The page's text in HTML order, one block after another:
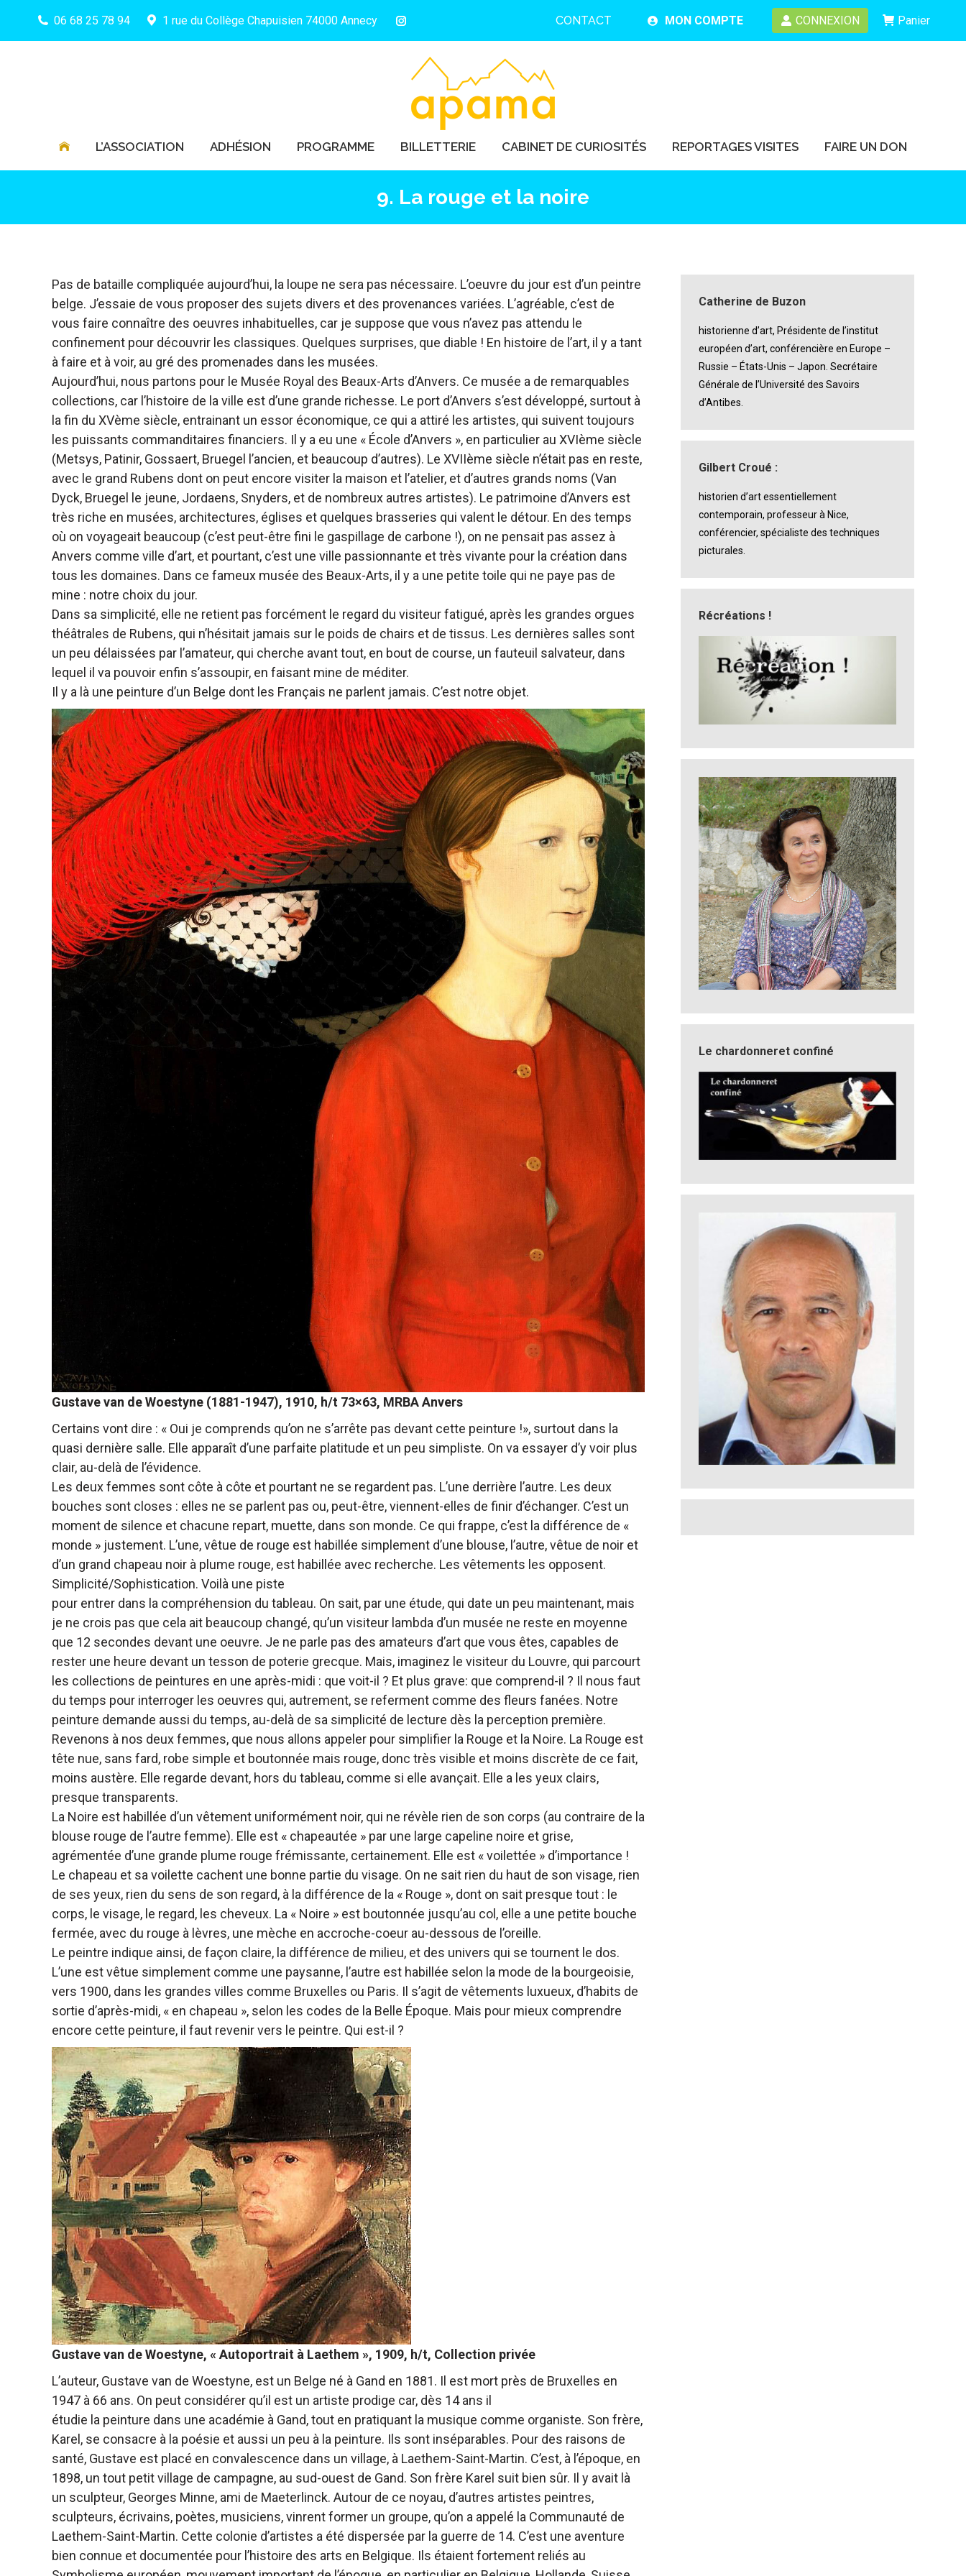
06 68 25 78 94 1 rue du Collège Chapuisien 74000 Annecy
La
Instagram
s'ouvre
dans
une
nouvelle
CONTACT MON COMPTE CONNEXION Panier
L’ASSOCIATION ADHÉSION PROGRAMME BILLETTERIE CABINET DE CURIOSITÉS REPORTAGES VISITES FAIRE UN DON
9. La rouge et la noire
Pas de bataille compliquée aujourd’hui, la loupe ne sera pas nécessaire. L’oeuvre du jour est d’un peintre
belge. J’essaie de vous proposer des sujets divers et des provenances variées. L’agréable, c’est de
vous faire connaître des oeuvres inhabituelles, car je suppose que vous n’avez pas attendu le
confinement pour découvrir les classiques. Quelques surprises, que diable ! En histoire de l’art, il y a tant
à faire et à voir, au gré des promenades dans les musées.
Aujourd’hui, nous partons pour le Musée Royal des Beaux-Arts d’Anvers. Ce musée a de remarquables
collections, car l’histoire de la ville est d’une grande richesse. Le port d’Anvers s’est développé, surtout à
la fin du XVème siècle, entrainant un essor économique, ce qui a attiré les artistes, qui suivent toujours
les puissants commanditaires financiers. Il y a eu une « École d’Anvers », en particulier au XVIème siècle
(Metsys, Patinir, Gossaert, Bruegel l’ancien, et beaucoup d’autres). Le XVIIème siècle n’était pas en reste,
avec le grand Rubens dont on peut encore visiter la maison et l’atelier, et d’autres grands noms (Van
Dyck, Bruegel le jeune, Jordaens, Snyders, et de nombreux autres artistes). Le patrimoine d’Anvers est
très riche en musées, architectures, églises et quelques brasseries qui valent le détour. En des temps
où on voyageait beaucoup (c’est peut-être fini le gaspillage de carbone !), on ne pensait pas assez à
Anvers comme ville d’art, et pourtant, c’est une ville passionnante et très vivante pour la création dans
tous les domaines. Dans ce fameux musée des Beaux-Arts, il y a une petite toile qui ne paye pas de
mine : notre choix du jour.
Dans sa simplicité, elle ne retient pas forcément le regard du visiteur fatigué, après les grandes orgues
théâtrales de Rubens, qui n’hésitait jamais sur le poids de chairs et de tissus. Les dernières salles sont
un peu délaissées par l’amateur, qui cherche avant tout, en bout de course, un fauteuil salvateur, dans
lequel il va pouvoir enfin s’assoupir, en faisant mine de méditer.
Il y a là une peinture d’un Belge dont les Français ne parlent jamais. C’est notre objet.
Gustave van de Woestyne (1881-1947), 1910, h/t 73×63, MRBA Anvers
Certains vont dire : « Oui je comprends qu’on ne s’arrête pas devant cette peinture !», surtout dans la
quasi dernière salle. Elle apparaît d’une parfaite platitude et un peu simpliste. On va essayer d’y voir plus
clair, au-delà de l’évidence.
Les deux femmes sont côte à côte et pourtant ne se regardent pas. L’une derrière l’autre. Les deux
bouches sont closes : elles ne se parlent pas ou, peut-être, viennent-elles de finir d’échanger. C’est un
moment de silence et chacune repart, muette, dans son monde. Ce qui frappe, c’est la différence de «
monde » justement. L’une, vêtue de rouge est habillée simplement d’une blouse, l’autre, vêtue de noir et
d’un grand chapeau noir à plume rouge, est habillée avec recherche. Les vêtements les opposent.
Simplicité/Sophistication. Voilà une piste
pour entrer dans la compréhension du tableau. On sait, par une étude, qui date un peu maintenant, mais
je ne crois pas que cela ait beaucoup changé, qu’un visiteur lambda d’un musée ne reste en moyenne
que 12 secondes devant une oeuvre. Je ne parle pas des amateurs d’art que vous êtes, capables de
rester une heure devant un tesson de poterie grecque. Mais, imaginez le visiteur du Louvre, qui parcourt
les collections de peintures en une après-midi : que voit-il ? Et plus grave: que comprend-il ? Il nous faut
du temps pour interroger les oeuvres qui, autrement, se referment comme des fleurs fanées. Notre
peinture demande aussi du temps, au-delà de sa simplicité de lecture dès la perception première.
Revenons à nos deux femmes, que nous allons appeler pour simplifier la Rouge et la Noire. La Rouge est
tête nue, sans fard, robe simple et boutonnée mais rouge, donc très visible et moins discrète de ce fait,
moins austère. Elle regarde devant, hors du tableau, comme si elle avançait. Elle a les yeux clairs,
presque transparents.
La Noire est habillée d’un vêtement uniformément noir, qui ne révèle rien de son corps (au contraire de la
blouse rouge de l’autre femme). Elle est « chapeautée » par une large capeline noire et grise,
agrémentée d’une grande plume rouge frémissante, certainement. Elle est « voilettée » d’importance !
Le chapeau et sa voilette cachent une bonne partie du visage. On ne sait rien du haut de son visage, rien
de ses yeux, rien du sens de son regard, à la différence de la « Rouge », dont on sait presque tout : le
corps, le visage, le regard, les cheveux. La « Noire » est boutonnée jusqu’au col, elle a une petite bouche
fermée, avec du rouge à lèvres, une mèche en accroche-coeur au-dessous de l’oreille.
Le peintre indique ainsi, de façon claire, la différence de milieu, et des univers qui se tournent le dos.
L’une est vêtue simplement comme une paysanne, l’autre est habillée selon la mode de la bourgeoisie,
vers 1900, dans les grandes villes comme Bruxelles ou Paris. Il s’agit de vêtements luxueux, d’habits de
sortie d’après-midi, « en chapeau », selon les codes de la Belle Époque. Mais pour mieux comprendre
encore cette peinture, il faut revenir vers le peintre. Qui est-il ?
Gustave van de Woestyne, « Autoportrait à Laethem », 1909, h/t, Collection privée
L’auteur, Gustave van de Woestyne, est un Belge né à Gand en 1881. Il est mort près de Bruxelles en
1947 à 66 ans. On peut considérer qu’il est un artiste prodige car, dès 14 ans il
étudie la peinture dans une académie à Gand, tout en pratiquant la musique comme organiste. Son frère,
Karel, se consacre à la poésie et aussi un peu à la peinture. Ils sont inséparables. Pour des raisons de
santé, Gustave est placé en convalescence dans un village, à Laethem-Saint-Martin. C’est, à l’époque, en
1898, un tout petit village de campagne, au sud-ouest de Gand. Son frère Karel suit bien sûr. Il y avait là
un sculpteur, Georges Minne, ami de Maeterlinck. Autour de ce noyau, d’autres artistes peintres,
sculpteurs, écrivains, poètes, musiciens, vinrent former un groupe, qu’on a appelé la Communauté de
Laethem-Saint-Martin. Cette colonie d’artistes a été dispersée par la guerre de 14. C’est une aventure
bien connue et documentée pour l’histoire des arts en Belgique. Ils étaient fortement reliés au
Catherine de Buzon
historienne d’art, Présidente de l’institut
européen d’art, conférencière en Europe –
Russie – États-Unis – Japon. Secrétaire
Générale de l’Université des Savoirs
d’Antibes.
Gilbert Croué :
historien d’art essentiellement
contemporain, professeur à Nice,
conférencier, spécialiste des techniques
picturales.
Récréations !
Le chardonneret confiné
L’ASSOCIATION ADHÉSION PROGRAMME BILLETTERIE CABINET DE CURIOSITÉS REPORTAGES VISITES FAIRE UN DON